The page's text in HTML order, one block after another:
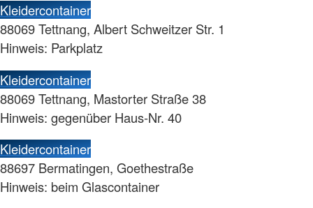
Kleidercontainer
88069 Tettnang, Albert Schweitzer Str. 1
Hinweis: Parkplatz
Kleidercontainer
88069 Tettnang, Mastorter Straße 38
Hinweis: gegenüber Haus-Nr. 40
Kleidercontainer
88697 Bermatingen, Goethestraße
Hinweis: beim Glascontainer